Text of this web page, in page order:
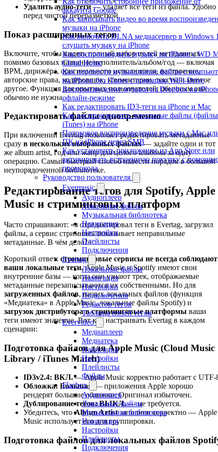
аккаунта Google
Как записывать видео во время
музыки на iPhone
Как включить DLNA медиасервер в Windows
слушать музыку на iPhone
Как воспроизводить музыку на iPhone с WD
Cloud Home
Как перенести музыкальные файлы с
на iPhone без iTunes с помощью WiFi-Drive
Воспроизведение музыки из Dropbox на
офлайн-режиме
Как редактировать ID3-теги на iPhone и Mac
Как воспроизводить локальные файлы (файлы
iTunes) на iPhone
Потоковое воспроизведение музыки с Mac
ПК на iPhone через SMB
Как установить приложение из App Store или
активировать встроенную покупку с
промокода
Руководство пользователя
Evermusic
Аудиоплеер
Локальные файлы
Музыкальная библиотека
Навигация
Настройки
Плейлисты
Подключения
Evertag
Локальные файлы
Навигация
Настройки
Подключения
Редактор тегов
Таблица полей тегов
Evervideo
Медиаплеер
Медиатека
Навигация
Настройки
Плейлисты
Файлы
Flacbox
Аудиоплеер
Локальные файлы
Музыкальная библиотека
Навигация
Настройки
Плейлисты
Подключения
Удалить аудио-теги— удаляет все теги из файла. Удобно
перед чистой переразметкой.
Показ расширенных тегов
Включите, чтобы видеть полный набор полей метаданных
помимо базовых название/исполнитель/альбом/год — включая
BPM, дирижёра, оригинального исполнителя, настроение,
авторские права, кодировщик, комментарии, тексты и многое
другое. Функция для опытных пользователей; обычным она
обычно не нужна.
Редактировать файлы одновременно
При включении Evertag позволяет редактировать метаданные
сразу в нескольких выбранных файлах— задайте один и тот
же album artist, год или жанр для целого альбома за одну
операцию. Самый быстрый способ навести порядок в большой
неупорядоченной библиотеке.
Редактирование тегов для Spotify, Apple
Music и стриминговых платформ
Часто спрашивают: «я отредактировал теги в Evertag, загрузил
файлы, а сервис стриминга показывает неправильные
метаданные. В чём дело?»
Короткий ответ: стриминговые сервисы не всегда соблюдают
ваши локальные теги.Apple Music и Spotify имеют свои
внутренние базы — когда они узнают трек, отображаемые
метаданные перезаписываются их собственными. Но для
загруженных файлов, ваших локальных файлов (функция
«Медиатека» в Apple Music, локальные файлы Spotify) и
загрузок дистрибутора в стриминговые платформы ваши
теги имеют значение. Вот как настраивать Evertag в каждом
сценарии:
Подготовка файлов для Apple Music (Cloud Music
Library / iTunes Match)
ID3v2.4: ВКЛ.— Apple Music корректно работает с UTF-
Обложка: Большая
— приложения Apple хорошо
рендерят большие обложки; Оригинал избыточен.
Дублирование тегов: ВЫКЛ.— не требуется.
Убедитесь, чтоAlbum Artistзаполнен корректно — Apple
Music использует его для группировки.
Подготовка файлов для локальных файлов